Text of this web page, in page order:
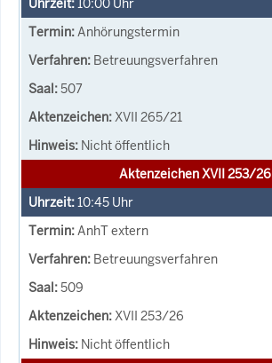
10:00 Uhr
Anhörungstermin
Betreuungsverfahren
507
XVII 265/21
Nicht öffentlich
Aktenzeichen XVII 253/26
10:45 Uhr
AnhT extern
Betreuungsverfahren
509
XVII 253/26
Nicht öffentlich